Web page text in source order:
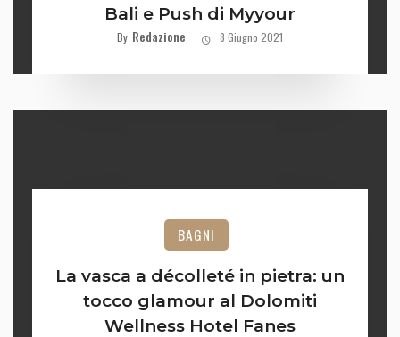
Bali e Push di Myyour
By Redazione 8 Giugno 2021
BAGNI
La vasca a décolleté in pietra: un
tocco glamour al Dolomiti
Wellness Hotel Fanes